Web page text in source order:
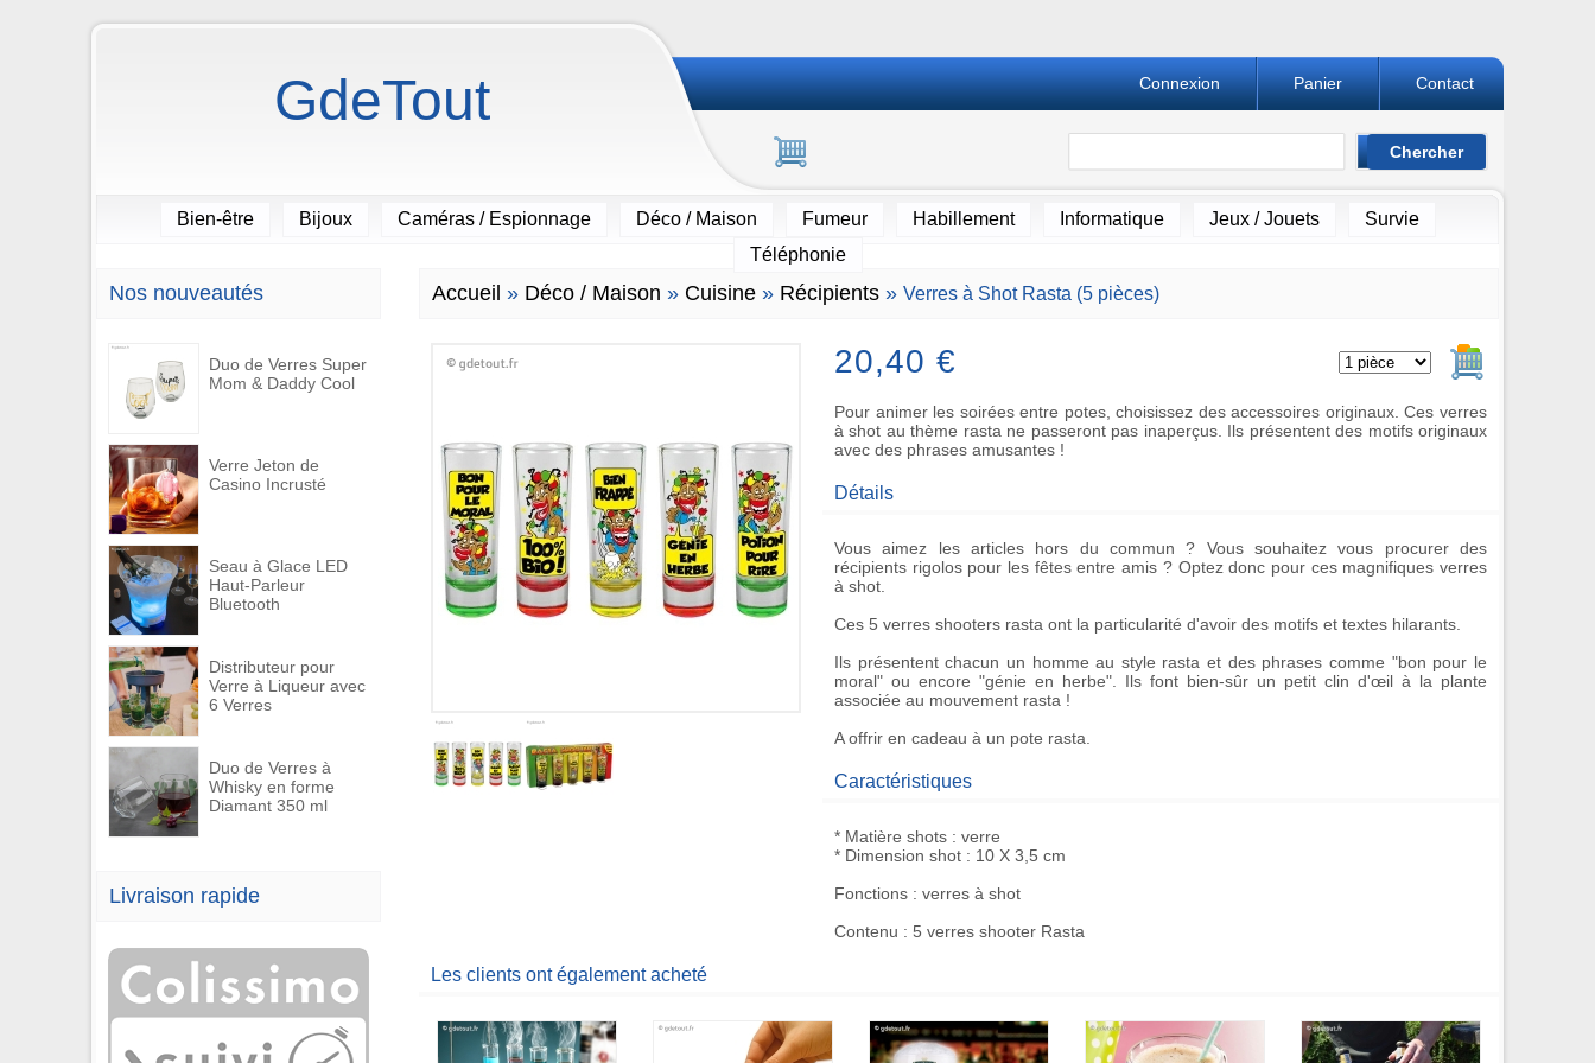
GdeTout Contact
Panier
Connexion
Bien-être Bijoux Caméras / Espionnage Déco / Maison Fumeur Habillement Informatique Jeux / Jouets
Survie
Téléphonie
Nos nouveautés
Duo de Verres Super
Mom & Daddy Cool
Verre Jeton de
Casino Incrusté
Seau à Glace LED
Haut-Parleur
Bluetooth
Distributeur pour
Verre à Liqueur avec
6 Verres
Duo de Verres à
Whisky en forme
Diamant 350 ml
Livraison rapide
Accueil » Déco / Maison » Cuisine » Récipients » Verres à Shot Rasta (5 pièces)
20,40 €
Pour animer les soirées entre potes, choisissez des accessoires originaux. Ces verres
à shot au thème rasta ne passeront pas inaperçus. Ils présentent des motifs originaux
avec des phrases amusantes !
Détails
Vous aimez les articles hors du commun ? Vous souhaitez vous procurer des
récipients rigolos pour les fêtes entre amis ? Optez donc pour ces magnifiques verres
à shot
Ces 5 verres shooters rasta ont la particularité d'avoir des motifs et textes hilarants.
Ils présentent chacun un homme au style rasta et des phrases comme "bon pour le
moral" ou encore "génie en herbe". Ils font bien-sûr un petit clin d'œil à la plante
associée au mouvement rasta !
A offrir en cadeau à un pote rasta.
Caractéristiques
* Matière shots : verre
* Dimension shot : 10 X 3,5 cm
Fonctions : verres à shot
Contenu : 5 verres shooter Rasta
Les clients ont également acheté